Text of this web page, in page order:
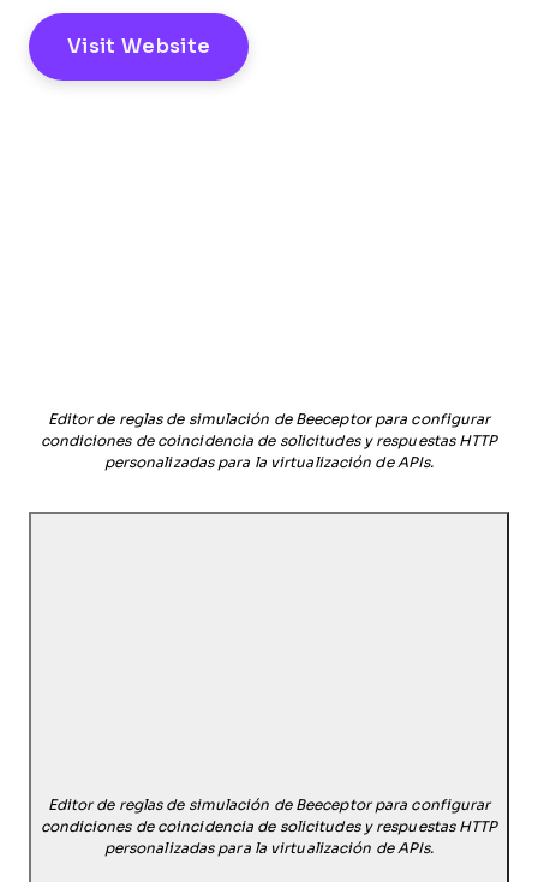
Visit Website
Editor de reglas de simulación de Beeceptor para configurar
condiciones de coincidencia de solicitudes y respuestas HTTP
personalizadas para la virtualización de APIs.
Editor de reglas de simulación de Beeceptor para configurar
condiciones de coincidencia de solicitudes y respuestas HTTP
personalizadas para la virtualización de APIs.